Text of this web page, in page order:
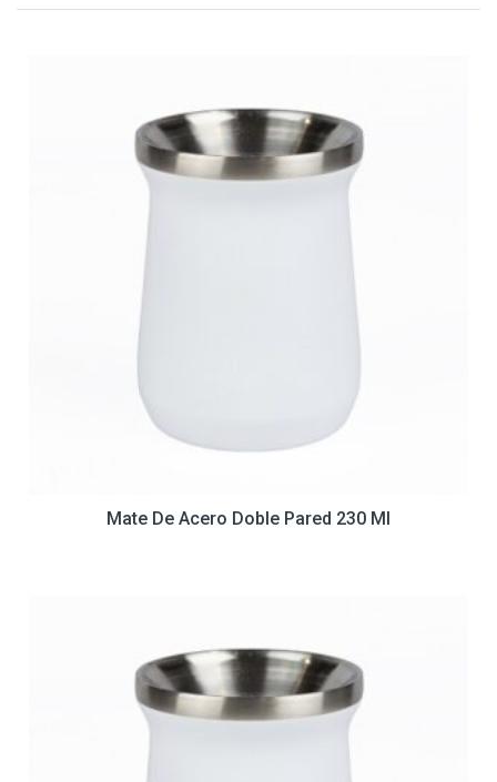
Mate De Acero Doble Pared 230 Ml